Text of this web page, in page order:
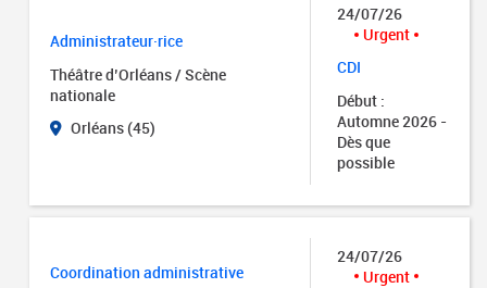
Administrateur·rice
Théâtre d’Orléans / Scène
nationale
Orléans (45)
24/07/26
Urgent
CDI
Début :
Automne 2026 -
Dès que
possible
Coordination administrative
24/07/26
Urgent